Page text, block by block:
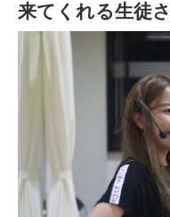
来てくれる生徒